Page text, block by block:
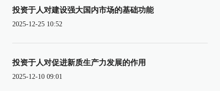
投资于人对建设强大国内市场的基础功能
2025-12-25 10:52
投资于人对促进新质生产力发展的作用
2025-12-10 09:01